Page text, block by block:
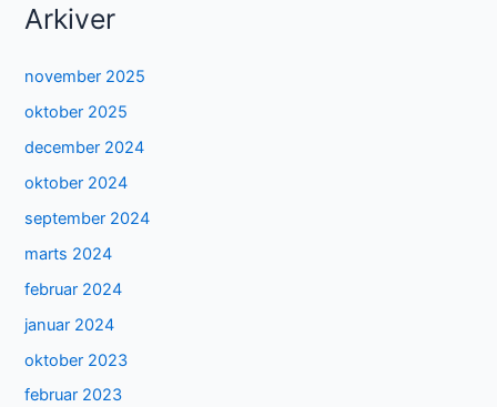
Arkiver
november 2025
oktober 2025
december 2024
oktober 2024
september 2024
marts 2024
februar 2024
januar 2024
oktober 2023
februar 2023